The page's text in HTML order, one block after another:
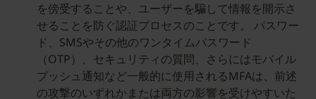
を傍受することや、ユーザーを騙して情報を開示さ
せることを防ぐ認証プロセスのことです。 パスワー
ド、SMSやその他のワンタイムパスワード
（OTP）、セキュリティの質問、さらにはモバイル
プッシュ通知など一般的に使用されるMFAは、前述
の攻撃のいずれかまたは両方の影響を受けやすいた